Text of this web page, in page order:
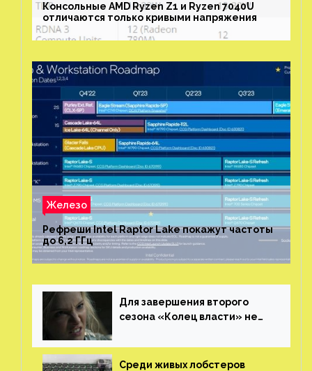
Консольные AMD Ryzen Z1 и Ryzen 7040U
отличаются только кривыми напряжения
Железо
Рефреши Intel Raptor Lake покажут частоты
до 6,2 ГГц
Для завершения второго
сезона «Колец власти» не
Среди живых лобстеров